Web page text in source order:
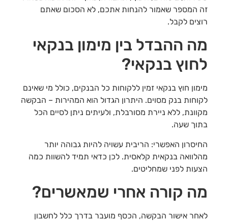
זה המספר שאמור להנחות אתכם, לא הסכום שאתם
רוצים לקבל.
מה ההבדל בין מימון בנקאי
לחוץ בנקאי?
מימון חוץ בנקאי זמין ללקוחות כל הבנקים, כולל מי שאינם
לקוחות בנק מסוים. היתרון הגדול הוא המהירות – הבקשה
מקוונת, ללא ניירת מסורבלת, ולעיתים ניתן לסיים הכל
בתוך שעה.
החיסרון האפשרי: הריבית עשויה להיות גבוהה יותר
מהלוואה בנקאית קלאסית. לכן כדאי תמיד להשוות כמה
הצעות לפני שמחליטים.
מה קורה אחרי שמאשרים?
לאחר אישור הבקשה, הכסף מועבר בדרך כלל לחשבון